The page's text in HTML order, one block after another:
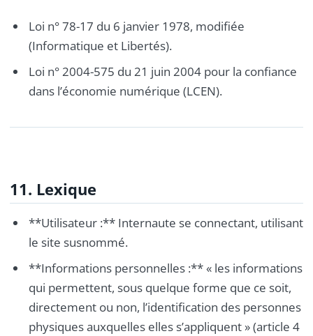
Loi n° 78-17 du 6 janvier 1978, modifiée
(Informatique et Libertés).
Loi n° 2004-575 du 21 juin 2004 pour la confiance
dans l’économie numérique (LCEN).
11. Lexique
**Utilisateur :** Internaute se connectant, utilisant
le site susnommé.
**Informations personnelles :** « les informations
qui permettent, sous quelque forme que ce soit,
directement ou non, l’identification des personnes
physiques auxquelles elles s’appliquent » (article 4